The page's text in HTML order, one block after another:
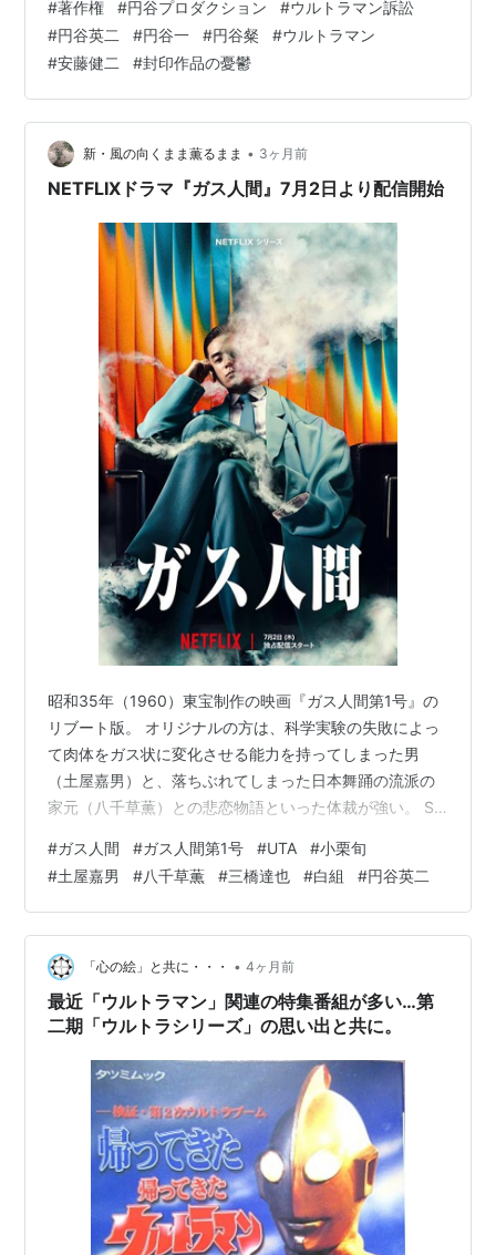
ayiva.sakura.ne.jp ja.wikipedia.org はっきり書こう。こ
れは円谷プロダクション三代目社長が目先の利益を考え
て起こした事案が原因なのである。以後、文字通り今日
(2026/05/21)まで、こんな泥沼にハマる事になったの
だ。今、円谷プロダクションの経営権…
#著作権 #円谷プロダクション #ウルトラマン訴訟
#円谷英二 #円谷一 #円谷粲 #ウルトラマン
#安藤健二 #封印作品の憂鬱
新・風の向くまま薫るまま • 3ヶ月前
NETFLIXドラマ『ガス人間』7月2日より配信開始
昭和35年（1960）東宝制作の映画『ガス人間第1号』の
リブート版。 オリジナルの方は、科学実験の失敗によっ
て肉体をガス状に変化させる能力を持ってしまった男
（土屋嘉男）と、落ちぶれてしまった日本舞踊の流派の
家元（八千草薫）との悲恋物語といった体裁が強い。 SF
っています。 土屋嘉男さんの静かだが狂気に満ちた演技
が素晴らしく、一方の八千草薫さんの哀しいまでの美し
さ。 このガス人間を追う刑事には三橋達也さん。 三橋さ
んといい八千草さんといい、特撮モノにはほぼ出たこと
のない方々ですが、さすがの演技で、ドラマを拡張の高
いものに押し上げているといって良い…
#ガス人間 #ガス人間第1号 #UTA #小栗旬
#土屋嘉男 #八千草薫 #三橋達也 #白組 #円谷英二
「心の絵」と共に・・・ • 4ヶ月前
最近「ウルトラマン」関連の特集番組が多い…第
二期「ウルトラシリーズ」の思い出と共に。